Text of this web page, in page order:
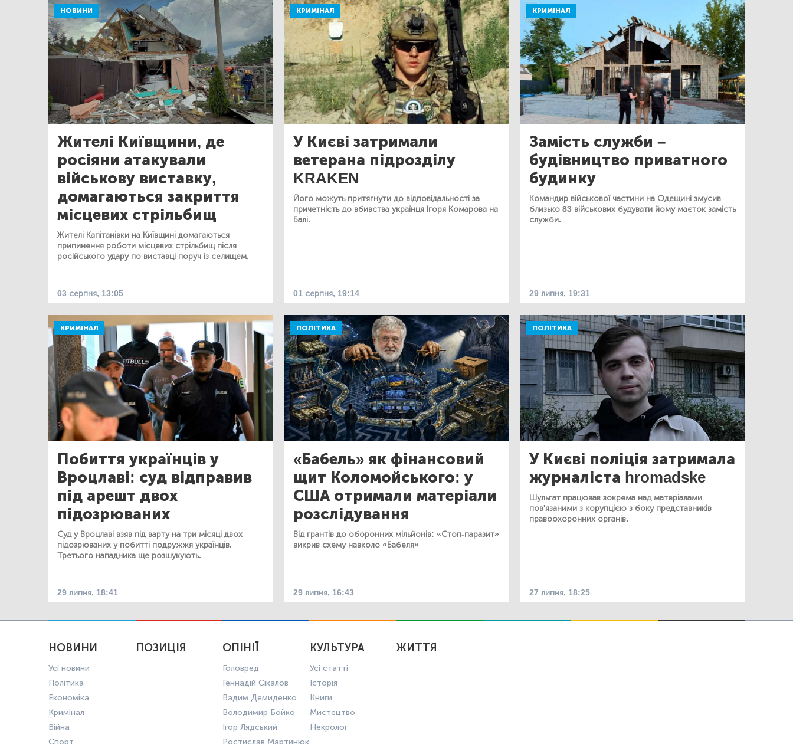
НОВИНИ
Жителі Київщини, де
росіяни атакували
військову виставку,
домагаються закриття
місцевих стрільбищ
Жителі Капітанівки на Київщині домагаються
припинення роботи місцевих стрільбищ після
російського удару по виставці поруч із селищем.
03 серпня, 13:05
КРИМІНАЛ
У Києві затримали
ветерана підрозділу
KRAKEN
Його можуть притягнути до відповідальності за
причетність до вбивства українця Ігоря Комарова на
Балі.
01 серпня, 19:14
КРИМІНАЛ
Замість служби –
будівництво приватного
будинку
Командир військової частини на Одещині змусив
близько 83 військових будувати йому маєток замість
служби.
29 липня, 19:31
КРИМІНАЛ
Побиття українців у
Вроцлаві: суд відправив
під арешт двох
підозрюваних
Суд у Вроцлаві взяв під варту на три місяці двох
підозрюваних у побитті подружжя українців.
Третього нападника ще розшукують.
29 липня, 18:41
ПОЛІТИКА
«Бабель» як фінансовий
щит Коломойського: у
США отримали матеріали
розслідування
Від грантів до оборонних мільйонів: «Стоп-паразит»
викрив схему навколо «Бабеля»
29 липня, 16:43
ПОЛІТИКА
У Києві поліція затримала
журналіста hromadske
Шульгат працював зокрема над матеріалами
пов'язаними з корупцією з боку представників
правоохоронних органів.
27 липня, 18:25
НОВИНИ
Усі новини
Політика
Економіка
Кримінал
Війна
Спорт
ПОЗИЦІЯ ОПІНІЇ
Головред
Геннадій Сікалов
Вадим Демиденко
Володимир Бойко
Ігор Лядський
Ростислав Мартинюк
КУЛЬТУРА
Усі статті
Історія
Книги
Мистецтво
Некролог
ЖИТТЯ